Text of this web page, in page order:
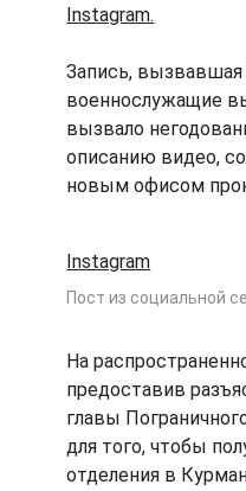
Instagram.
Запись, вызвавшая
военнослужащие
вызвало
описанию видео,
новым офисом
Instagram
Пост из социальной
На
предоставив
главы
для того, чтобы
отделения в